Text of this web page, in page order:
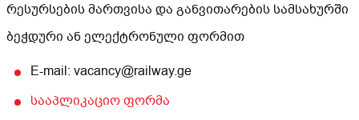
რესურსების მართვისა და განვითარების სამსახურში
ბეჭდური ან ელექტრონული ფორმით
E-mail: vacancy@railway.ge
სააპლიკაციო ფორმა